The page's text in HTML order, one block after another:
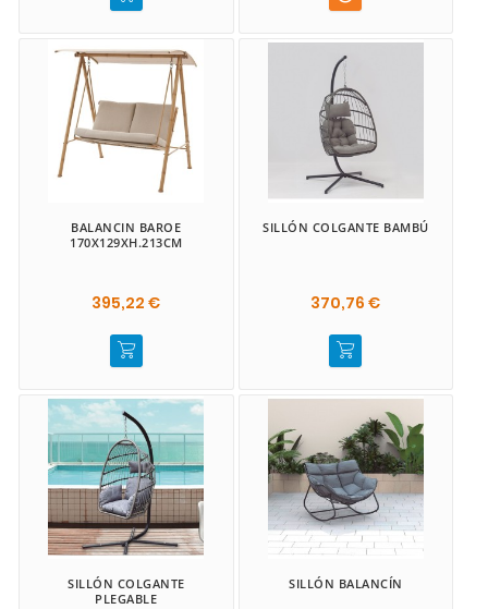
BALANCIN BAROE
170X129XH.213CM
395,22 €
SILLÓN COLGANTE BAMBÚ
370,76 €
SILLÓN COLGANTE
PLEGABLE
SILLÓN BALANCÍN